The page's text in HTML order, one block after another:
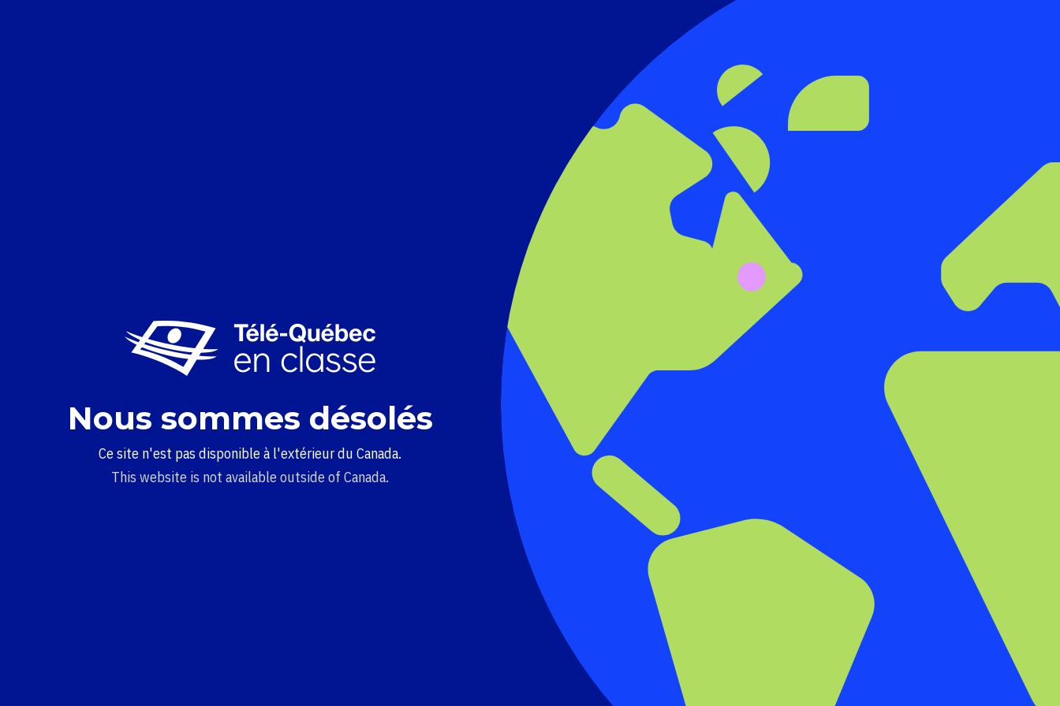
Nous sommes désolés
Ce site n'est pas disponible à l'extérieur du Canada.
This website is not available outside of Canada.